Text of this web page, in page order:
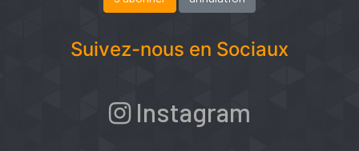
Suivez-nous en Sociaux
Instagram